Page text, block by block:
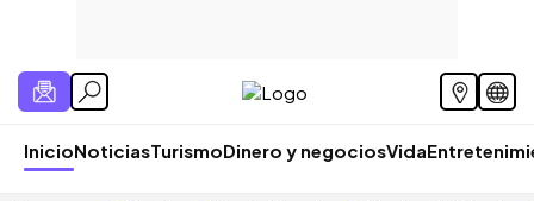
InicioNoticiasTurismoDinero y negociosVida